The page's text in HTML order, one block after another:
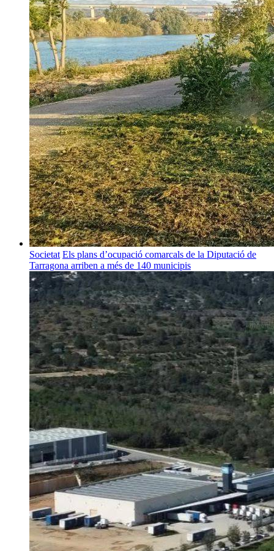
Societat Els plans d’ocupació comarcals de la Diputació de
Tarragona arriben a més de 140 municipis